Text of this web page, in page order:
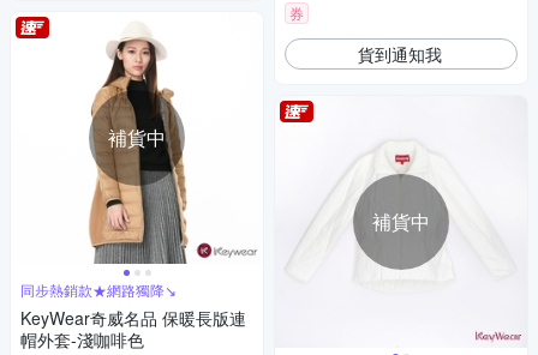
補貨中
同步熱銷款★網路獨降↘
KeyWear奇威名品 保暖長版連
帽外套-淺咖啡色
券
貨到通知我
補貨中